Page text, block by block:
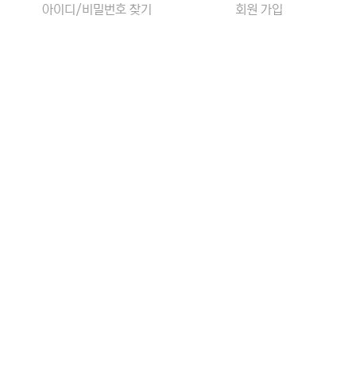
아이디/비밀번호 찾기 회원 가입